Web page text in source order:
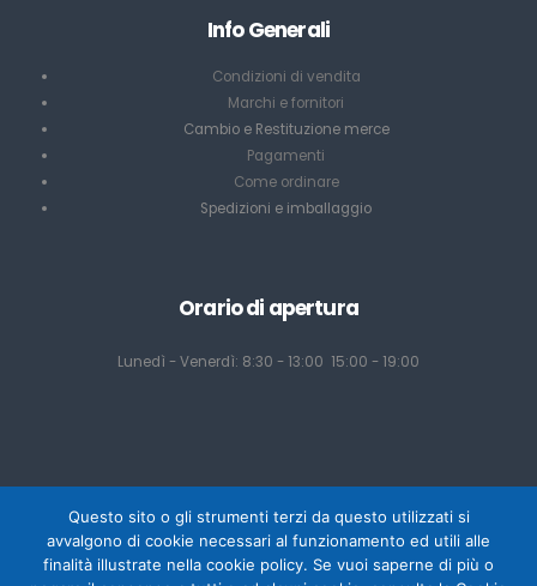
Info Generali
Condizioni di vendita
Marchi e fornitori
Cambio e Restituzione merce
Pagamenti
Come ordinare
Spedizioni e imballaggio
Orario di apertura
Lunedì - Venerdì: 8:30 - 13:00 15:00 - 19:00
Questo sito o gli strumenti terzi da questo utilizzati si
avvalgono di cookie necessari al funzionamento ed utili alle
finalità illustrate nella cookie policy. Se vuoi saperne di più o